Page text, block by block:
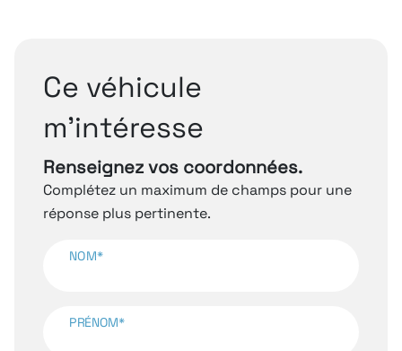
Ce véhicule
m’intéresse
Renseignez vos coordonnées.
Complétez un maximum de champs pour une
réponse plus pertinente.
NOM*
PRÉNOM*